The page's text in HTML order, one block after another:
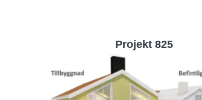
Projekt 825